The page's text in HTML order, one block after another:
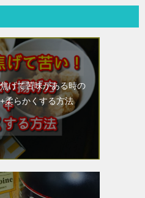
げて苦味がある時の
柔らかくする方法